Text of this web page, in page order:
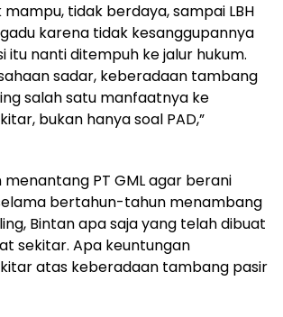
mampu, tidak berdaya, sampai LBH
karena tidak kesanggupannya
itu nanti ditempuh ke jalur hukum.
sadar, keberadaan tambang
salah satu manfaatnya ke
bukan hanya soal PAD,”
menantang PT GML agar berani
bertahun-tahun menambang
Bintan apa saja yang telah dibuat
sekitar. Apa keuntungan
atas keberadaan tambang pasir